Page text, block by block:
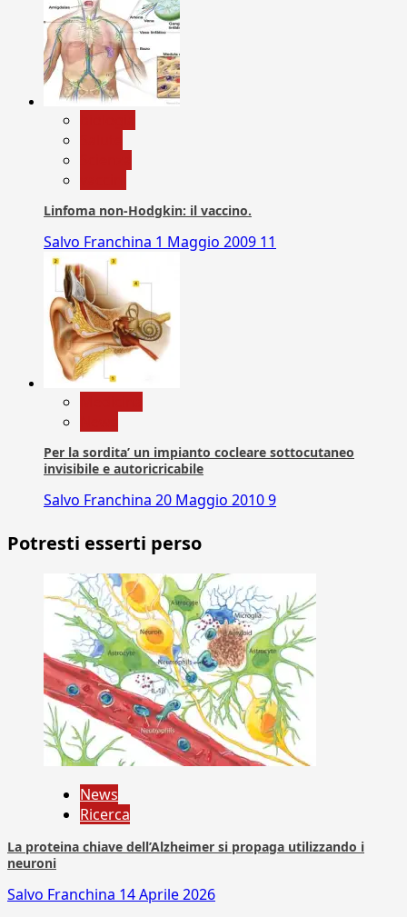
Linfoma non-Hodgkin: il vaccino.
Salvo Franchina 1 Maggio 2009 11
Per la sordita’ un impianto cocleare sottocutaneo
invisibile e autoricricabile
Salvo Franchina 20 Maggio 20109
Potresti esserti perso
News
Ricerca
La proteina chiave dell’Alzheimer si propaga utilizzando i
neuroni
Salvo Franchina 14 Aprile 2026